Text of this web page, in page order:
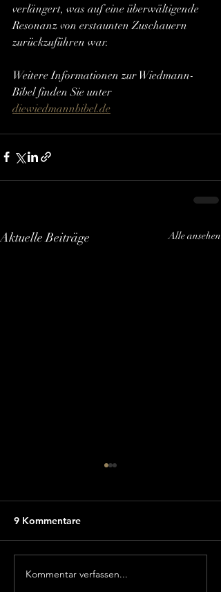
verlängert, was auf eine überwältigende
Resonanz von erstaunten Zuschauern
zurückzuführen war.
Weitere Informationen zur Wiedmann-
Bibel finden Sie unter
diewiedmannbibel.de
Aktuelle Beiträge Alle ansehen
Welt-Uraufführung
9 Kommentare
Kommentar verfassen...